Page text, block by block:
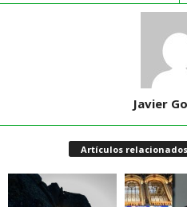
Javier
Artículos relacionados